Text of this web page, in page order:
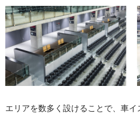
エリアを数多く設けることで、車